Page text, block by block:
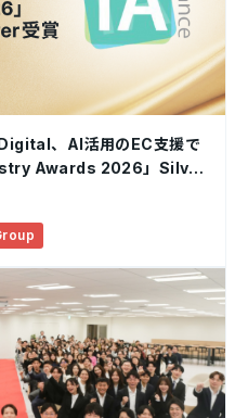
、AI活用のEC支援で
Awards 2026」Silver